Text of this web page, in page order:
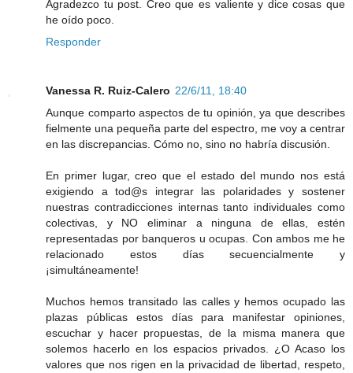
Agradezco tu post. Creo que es valiente y dice cosas que
he oído poco.
Responder
Vanessa R. Ruiz-Calero 22/6/11, 18:40
Aunque comparto aspectos de tu opinión, ya que describes
fielmente una pequeña parte del espectro, me voy a centrar
en las discrepancias. Cómo no, sino no habría discusión.
En primer lugar, creo que el estado del mundo nos está
exigiendo a tod@s integrar las polaridades y sostener
nuestras contradicciones internas tanto individuales como
colectivas, y NO eliminar a ninguna de ellas, estén
representadas por banqueros u ocupas. Con ambos me he
relacionado estos días secuencialmente y
¡simultáneamente!
Muchos hemos transitado las calles y hemos ocupado las
plazas públicas estos días para manifestar opiniones,
escuchar y hacer propuestas, de la misma manera que
solemos hacerlo en los espacios privados. ¿O Acaso los
valores que nos rigen en la privacidad de libertad, respeto,